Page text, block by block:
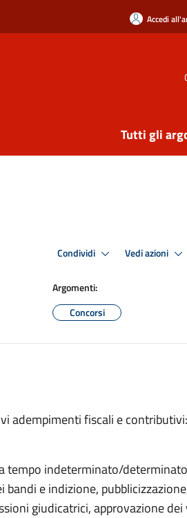
Accedi
Tutti gli
Condividi Vedi azioni
Argomenti:
Concorsi
adempimenti fiscali e contributivi:
tempo indeterminato/determinato
e indizione,
giudicatrici, approvazione dei